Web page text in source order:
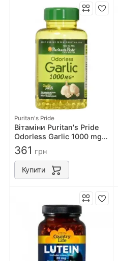
Puritan's Pride
Вітаміни Puritan's Pride
Odorless Garlic 1000 mg
100 softgels
361 грн
Купити